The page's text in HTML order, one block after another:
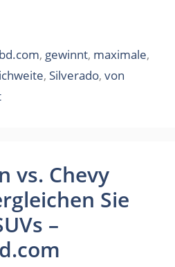
, gewinnt, maximale,
, Silverado, von
vs. Chevy
Sie
–